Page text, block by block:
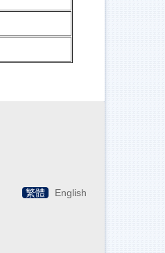
繁體 English